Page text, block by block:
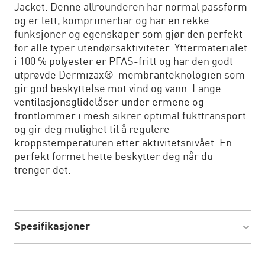
Jacket. Denne allrounderen har normal passform
og er lett, komprimerbar og har en rekke
funksjoner og egenskaper som gjør den perfekt
for alle typer utendørsaktiviteter. Yttermaterialet
i 100 % polyester er PFAS-fritt og har den godt
utprøvde Dermizax®-membranteknologien som
gir god beskyttelse mot vind og vann. Lange
ventilasjonsglidelåser under ermene og
frontlommer i mesh sikrer optimal fukttransport
og gir deg mulighet til å regulere
kroppstemperaturen etter aktivitetsnivået. En
perfekt formet hette beskytter deg når du
trenger det.
Spesifikasjoner